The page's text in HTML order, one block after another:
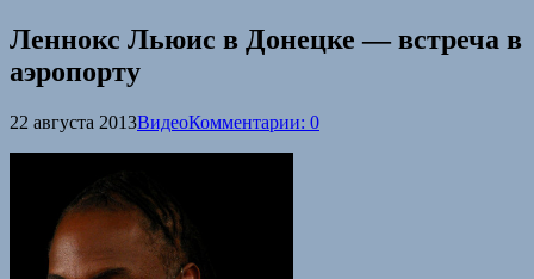
Леннокс Льюис в Донецке — встреча в
аэропорту
22 августа 2013ВидеоКомментарии: 0